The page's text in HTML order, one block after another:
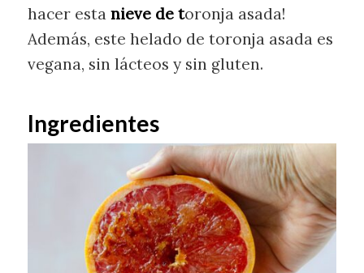
hacer esta nieve de toronja asada!
Además, este helado de toronja asada es
vegana, sin lácteos y sin gluten.
Ingredientes